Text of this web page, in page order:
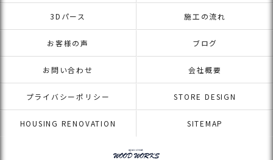
3Dパース 施工の流れ
お客様の声 ブログ
お問い合わせ 会社概要
プライバシーポリシー STORE DESIGN
HOUSING RENOVATION SITEMAP